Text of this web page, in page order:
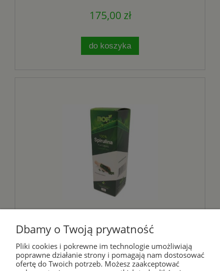
175,00 zł
do koszyka
100% Spirulina Platensis 80g -
BIO ORGANIC FOODS (NM)
20,00 zł
Dbamy o Twoją prywatność
Pliki cookies i pokrewne im technologie umożliwiają
poprawne działanie strony i pomagają nam dostosować
ofertę do Twoich potrzeb. Możesz zaakceptować